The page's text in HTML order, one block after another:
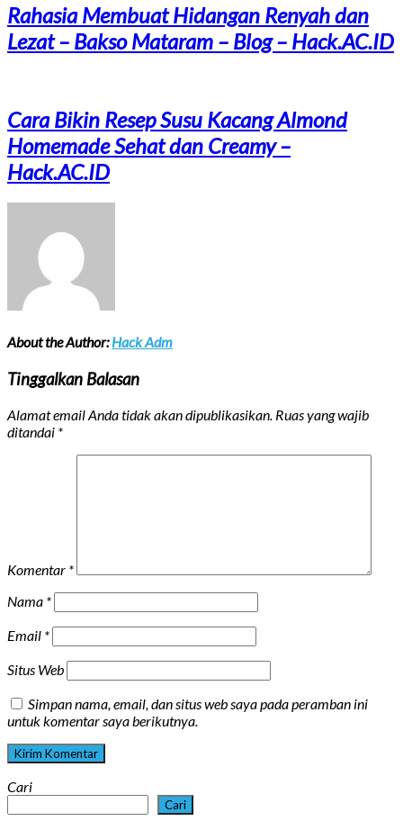
Rahasia Membuat Hidangan Renyah dan
Lezat – Bakso Mataram – Blog – Hack.AC.ID
Cara Bikin Resep Susu Kacang Almond
Homemade Sehat dan Creamy –
Hack.AC.ID
About the Author:Hack Adm
Tinggalkan Balasan
Alamat email Anda tidak akan dipublikasikan. Ruas yang wajib
ditandai *
Komentar *
Nama *
Email *
Situs Web
Simpan nama, email, dan situs web saya pada peramban ini
untuk komentar saya berikutnya.
Cari
Cari